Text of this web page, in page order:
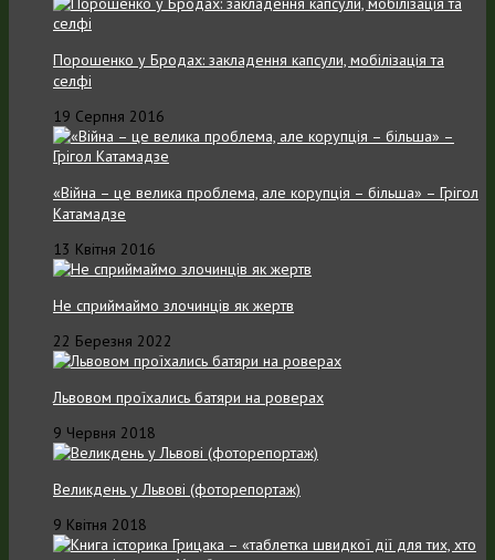
Порошенко у Бродах: закладення капсули, мобілізація та
селфі
19 Серпня 2016
«Війна – це велика проблема, але корупція – більша» – Грігол
Катамадзе
13 Квітня 2016
Не сприймаймо злочинців як жертв
22 Березня 2022
Львовом проїхались батяри на роверах
9 Червня 2018
Великдень у Львові (фоторепортаж)
9 Квітня 2018